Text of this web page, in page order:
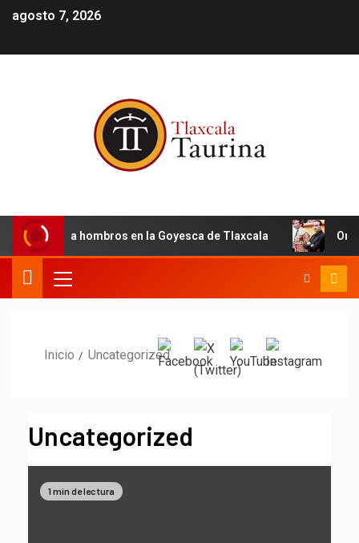
agosto 7, 2026
Román a hombros en la Goyesca de Tlaxcala Oreja
Inicio Uncategorized
Uncategorized
1 min de lectura